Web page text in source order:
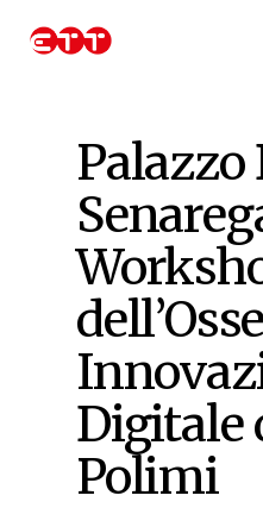
Palazzo
Digitale
Polimi